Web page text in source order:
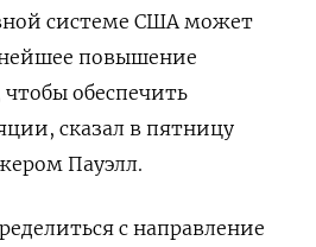
системе США может
повышение
обеспечить
сказал в пятницу
Пауэлл.
с направление